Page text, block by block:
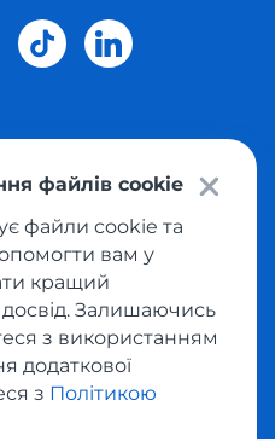
Всі права захищені
оферта
викупу товарів
файлів cookie
файли cookie та
вам у
кращий
Залишаючись
з використанням
додаткової
з Політикою